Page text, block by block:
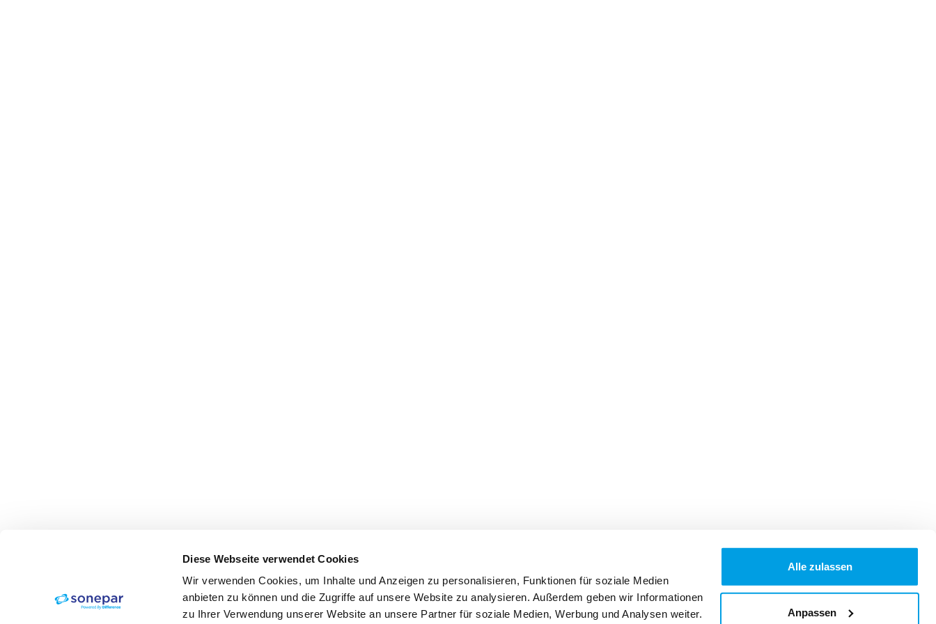
Diese Webseite verwendet Cookies
Wir verwenden Cookies, um Inhalte und Anzeigen zu personalisieren, Funktionen für soziale Medien
anbieten zu können und die Zugriffe auf unsere Website zu analysieren. Außerdem geben wir Informationen
zu Ihrer Verwendung unserer Website an unsere Partner für soziale Medien, Werbung und Analysen weiter.
Alle zulassen
Anpassen